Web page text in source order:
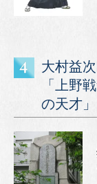
大村益
「上野
の天才」